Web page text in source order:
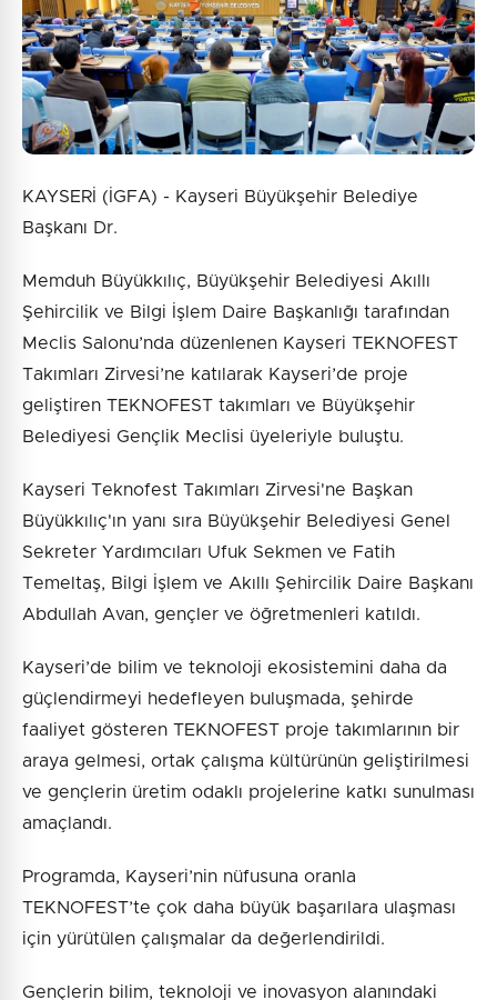
Gönder
KAYSERİ (İGFA) - Kayseri Büyükşehir Belediye
Başkanı Dr.
Memduh Büyükkılıç, Büyükşehir Belediyesi Akıllı
Şehircilik ve Bilgi İşlem Daire Başkanlığı tarafından
Meclis Salonu’nda düzenlenen Kayseri TEKNOFEST
Takımları Zirvesi’ne katılarak Kayseri’de proje
geliştiren TEKNOFEST takımları ve Büyükşehir
Belediyesi Gençlik Meclisi üyeleriyle buluştu.
Kayseri Teknofest Takımları Zirvesi'ne Başkan
Büyükkılıç'ın yanı sıra Büyükşehir Belediyesi Genel
Sekreter Yardımcıları Ufuk Sekmen ve Fatih
Temeltaş, Bilgi İşlem ve Akıllı Şehircilik Daire Başkanı
Abdullah Avan, gençler ve öğretmenleri katıldı.
Kayseri’de bilim ve teknoloji ekosistemini daha da
güçlendirmeyi hedefleyen buluşmada, şehirde
faaliyet gösteren TEKNOFEST proje takımlarının bir
araya gelmesi, ortak çalışma kültürünün geliştirilmesi
ve gençlerin üretim odaklı projelerine katkı sunulması
amaçlandı.
Programda, Kayseri’nin nüfusuna oranla
TEKNOFEST’te çok daha büyük başarılara ulaşması
için yürütülen çalışmalar da değerlendirildi.
Gençlerin bilim, teknoloji ve inovasyon alanındaki